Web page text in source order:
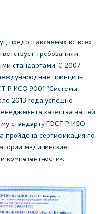
предоставляемых во всех
требованиям,
стандартами. С 2007
принципы
Р ИСО 9001 "Системы
2013 года успешно
качества нашей
стандарту ГОСТ Р ИСО
пройдена сертификация по
медицинские.
компетентности».